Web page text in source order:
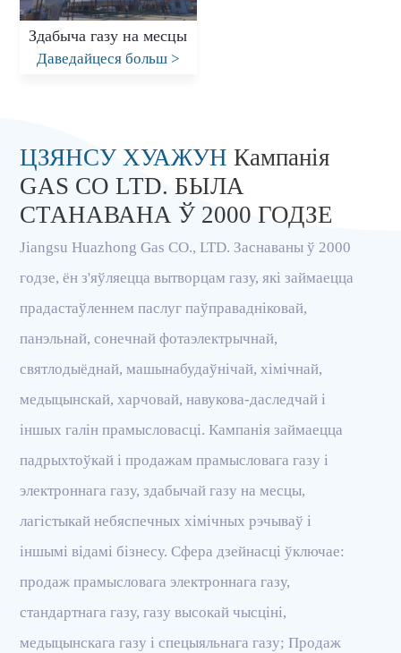
Здабыча газу на месцы
Даведайцеся больш >
ЦЗЯНСУ ХУАЖУН Кампанія
GAS CO LTD. БЫЛА
СТАНАВАНА Ў 2000 ГОДЗЕ
Jiangsu Huazhong Gas CO., LTD. Заснаваны ў 2000
годзе, ён з'яўляецца вытворцам газу, які займаецца
прадастаўленнем паслуг паўправадніковай,
панэльнай, сонечнай фотаэлектрычнай,
святлодыёднай, машынабудаўнічай, хімічнай,
медыцынскай, харчовай, навукова-даследчай і
іншых галін прамысловасці. Кампанія займаецца
падрыхтоўкай і продажам прамысловага газу і
электроннага газу, здабычай газу на месцы,
лагістыкай небяспечных хімічных рэчываў і
іншымі відамі бізнесу. Сфера дзейнасці ўключае:
продаж прамысловага электроннага газу,
стандартнага газу, газу высокай чысціні,
медыцынскага газу і спецыяльнага газу; Продаж